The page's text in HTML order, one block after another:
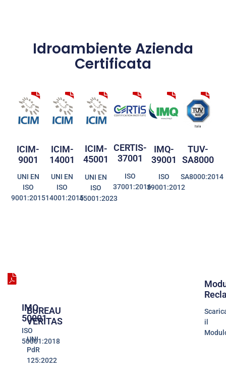
Idroambiente Azienda
Certificata
ICIM-
9001
UNI EN
ISO
9001:2015
ICIM-
14001
UNI EN
ISO
14001:2015
ICIM-
45001
UNI EN
ISO
45001:2023
CERTIS-
37001
ISO
37001:2016
IMQ-
39001
ISO
39001:2012
TUV-
SA8000
SA8000:2014
BUREAU
VERITAS
UNI
PdR
125:2022
IMQ-
50001
ISO
50001:2018
il